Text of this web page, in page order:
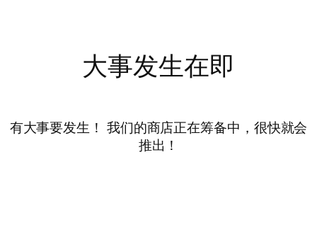
大事发生在即
有大事要发生！ 我们的商店正在筹备中，很快就会
推出！